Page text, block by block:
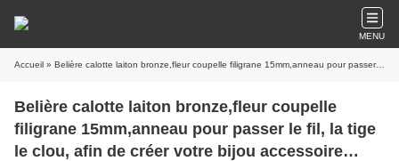
MENU
Accueil » Belière calotte laiton bronze,fleur coupelle filigrane 15mm,anneau pour passer le fil, la tige le clou, afin de créer votre bijou accessoire décoration,fourniture bricolage mercerie,gothique punk victorien,edouardien boheme romantique,retro baroque
Belière calotte laiton bronze,fleur coupelle
filigrane 15mm,anneau pour passer le fil, la tige
le clou, afin de créer votre bijou accessoire